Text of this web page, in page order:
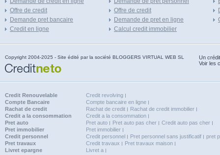
Offre de credit
Demande pret bancaire
Credit en ligne
Offre de credit
Demande de pret en ligne
Calcul credit immobilier
Copyright 2004-2025 - Site édité par la société BLOGGERS VIRTUAL WEB SL
Un
Voir les
Credit Renouvelable
Credit revolving
Compte Bancaire
Compte bancaire en ligne
Rachat de credit
Rachat de credit
Rachat de credit immobilier
Credit a la consommation
Credit a la consommation
Pret auto
Pret auto Pret auto pas cher
Credit auto pas cher
Pret immobilier
Pret immobilier
Credit personnel
Credit personnel Pret personnel sans justificatif
pret
Pret travaux
Credit travaux
Pret travaux maison
Livret epargne
Livret a